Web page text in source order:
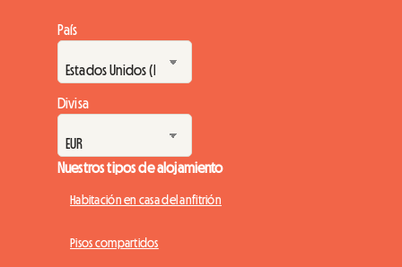
País
Divisa
Nuestros tipos de alojamiento
Habitación en casa del anfitrión
Pisos compartidos